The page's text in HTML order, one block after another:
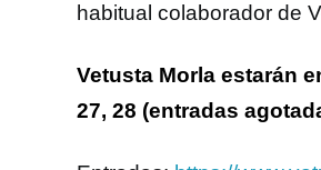
habitual colaborador de
Vetusta Morla estarán
27, 28 (entradas